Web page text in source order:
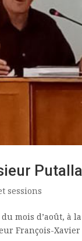
sessions
mois d’août, à
François-